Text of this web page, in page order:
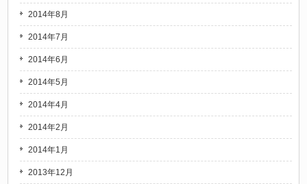
2014年8月
2014年7月
2014年6月
2014年5月
2014年4月
2014年2月
2014年1月
2013年12月